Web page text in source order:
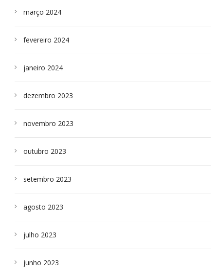
março 2024
fevereiro 2024
janeiro 2024
dezembro 2023
novembro 2023
outubro 2023
setembro 2023
agosto 2023
julho 2023
junho 2023